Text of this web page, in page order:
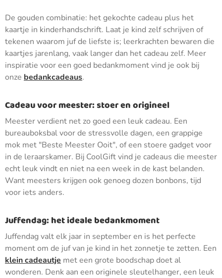
De gouden combinatie: het gekochte cadeau plus het
kaartje in kinderhandschrift. Laat je kind zelf schrijven of
tekenen waarom juf de liefste is; leerkrachten bewaren die
kaartjes jarenlang, vaak langer dan het cadeau zelf. Meer
inspiratie voor een goed bedankmoment vind je ook bij
onze bedankcadeaus.
Cadeau voor meester: stoer en origineel
Meester verdient net zo goed een leuk cadeau. Een
bureauboksbal voor de stressvolle dagen, een grappige
mok met "Beste Meester Ooit", of een stoere gadget voor
in de leraarskamer. Bij CoolGift vind je cadeaus die meester
echt leuk vindt en niet na een week in de kast belanden.
Want meesters krijgen ook genoeg dozen bonbons, tijd
voor iets anders.
Juffendag: het ideale bedankmoment
Juffendag valt elk jaar in september en is het perfecte
moment om de juf van je kind in het zonnetje te zetten. Een
klein cadeautje met een grote boodschap doet al
wonderen. Denk aan een originele sleutelhanger, een leuk